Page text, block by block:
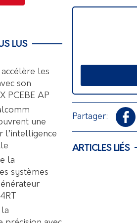
Partager:
ARTICLES LIÉS
LUS
les
son
PCEBE AP
une
l’intelligence
la
systèmes
la